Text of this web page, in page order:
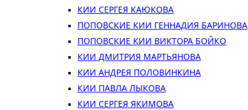
КИИ СЕРГЕЯ КАЮКОВА
ПОПОВСКИЕ КИИ ГЕННАДИЯ БАРИНОВА
ПОПОВСКИЕ КИИ ВИКТОРА БОЙКО
КИИ ДМИТРИЯ МАРТЬЯНОВА
КИИ АНДРЕЯ ПОЛОВИНКИНА
КИИ ПАВЛА ЛЫКОВА
КИИ СЕРГЕЯ ЯКИМОВА